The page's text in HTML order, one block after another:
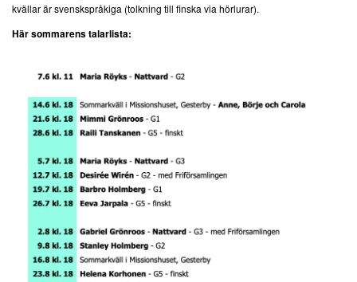
kvällar är svenskspråkiga (tolkning till finska via hörlurar).
Här sommarens talarlista: